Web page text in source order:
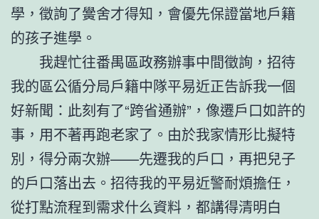
學，徵詢了黌舍才得知，會優先保證當地戶籍
的孩子進學。
我趕忙往番禺區政務辦事中間徵詢，招待
我的區公循分局戶籍中隊平易近正告訴我一個
好新聞：此刻有了“跨省通辦”，像遷戶口如許的
事，用不著再跑老家了。由於我家情形比擬特
別，得分兩次辦——先遷我的戶口，再把兒子
的戶口落出去。招待我的平易近警耐煩擔任，
從打點流程到需求什么資料，都講得清明白